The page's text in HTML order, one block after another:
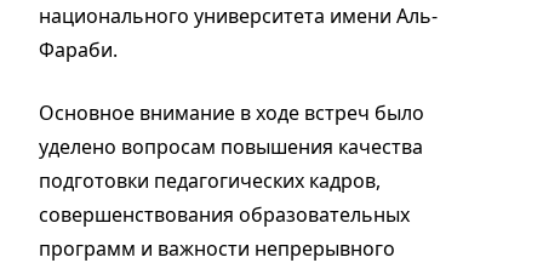
национального университета имени Аль-
Фараби.
Основное внимание в ходе встреч было
уделено вопросам повышения качества
подготовки педагогических кадров,
совершенствования образовательных
программ и важности непрерывного